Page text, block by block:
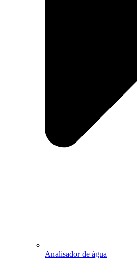
Analisador de água